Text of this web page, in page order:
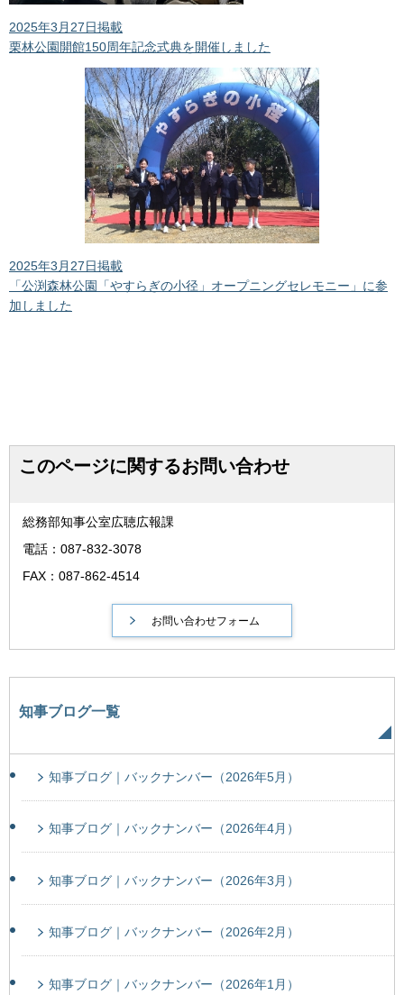
2025年3月27日掲載
栗林公園開館150周年記念式典を開催しました
2025年3月27日掲載
「公渕森林公園「やすらぎの小径」オープニングセレモニー」に参
加しました
このページに関するお問い合わせ
総務部知事公室広聴広報課
電話：087-832-3078
FAX：087-862-4514
知事ブログ一覧
知事ブログ｜バックナンバー（2026年5月）
知事ブログ｜バックナンバー（2026年4月）
知事ブログ｜バックナンバー（2026年3月）
知事ブログ｜バックナンバー（2026年2月）
知事ブログ｜バックナンバー（2026年1月）